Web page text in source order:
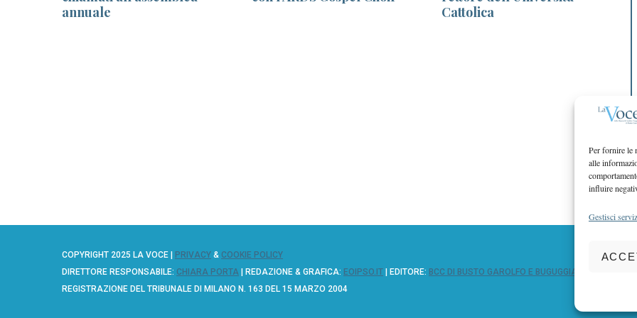
Per fornire le
alle
influire
Gestisci
annuale
Cattolica
COPYRIGHT 2025 LA VOCE | PRIVACY & COOKIE POLICY
DIRETTORE RESPONSABILE: CHIARA PORTA | REDAZIONE & GRAFICA: EOIPSO.IT | EDITORE: BCC DI BUSTO GAROLFO E BUGUGGIATE
REGISTRAZIONE DEL TRIBUNALE DI MILANO N. 163 DEL 15 MARZO 2004